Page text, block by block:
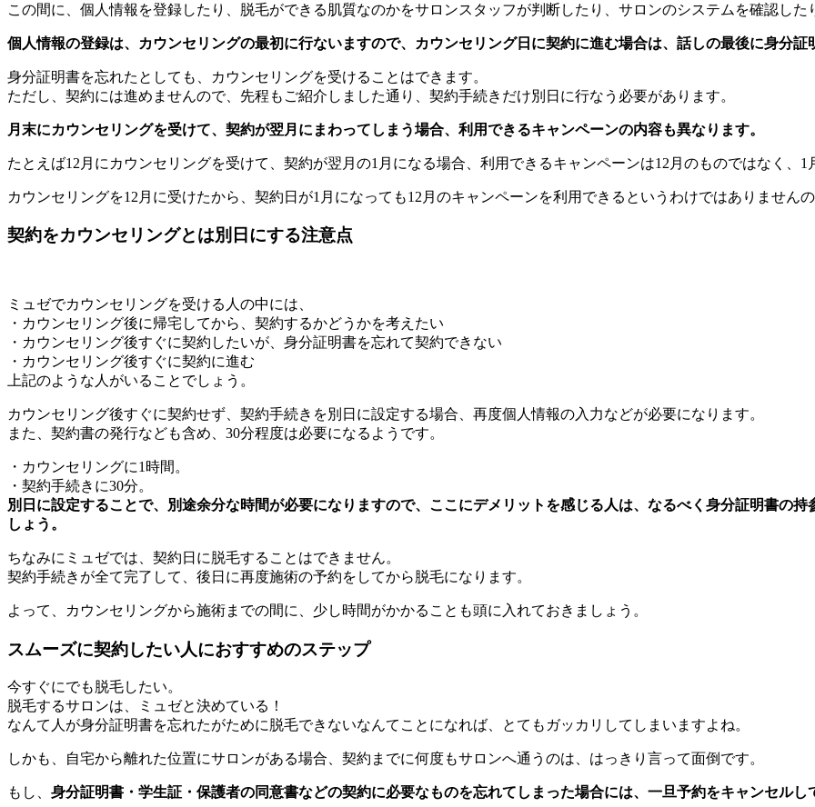
この間に、個人情報を登録したり、脱毛ができる肌質なのかをサロンスタッフが判断したり、サロンのシステムを確認した
個人情報の登録は、カウンセリングの最初に行ないますので、カウンセリング日に契約に進む場合は、話しの最後に身分証
身分証明書を忘れたとしても、カウンセリングを受けることはできます。
ただし、契約には進めませんので、先程もご紹介しました通り、契約手続きだけ別日に行なう必要があります。
月末にカウンセリングを受けて、契約が翌月にまわってしまう場合、利用できるキャンペーンの内容も異なります。
たとえば12月にカウンセリングを受けて、契約が翌月の1月になる場合、利用できるキャンペーンは12月のものではなく、1
カウンセリングを12月に受けたから、契約日が1月になっても12月のキャンペーンを利用できるというわけではありませんの
契約をカウンセリングとは別日にする注意点
ミュゼでカウンセリングを受ける人の中には、
・カウンセリング後に帰宅してから、契約するかどうかを考えたい
・カウンセリング後すぐに契約したいが、身分証明書を忘れて契約できない
・カウンセリング後すぐに契約に進む
上記のような人がいることでしょう。
カウンセリング後すぐに契約せず、契約手続きを別日に設定する場合、再度個人情報の入力などが必要になります。
また、契約書の発行なども含め、30分程度は必要になるようです。
・カウンセリングに1時間。
・契約手続きに30分。
別日に設定することで、別途余分な時間が必要になりますので、ここにデメリットを感じる人は、なるべく身分証明書の
しょう。
ちなみにミュゼでは、契約日に脱毛することはできません。
契約手続きが全て完了して、後日に再度施術の予約をしてから脱毛になります。
よって、カウンセリングから施術までの間に、少し時間がかかることも頭に入れておきましょう。
スムーズに契約したい人におすすめのステップ
今すぐにでも脱毛したい。
脱毛するサロンは、ミュゼと決めている！
なんて人が身分証明書を忘れたがために脱毛できないなんてことになれば、とてもガッカリしてしまいますよね。
しかも、自宅から離れた位置にサロンがある場合、契約までに何度もサロンへ通うのは、はっきり言って面倒です。
もし、 身分証明書・学生証・保護者の同意書などの契約に必要なものを忘れてしまった場合には、一旦予約をキャンセル